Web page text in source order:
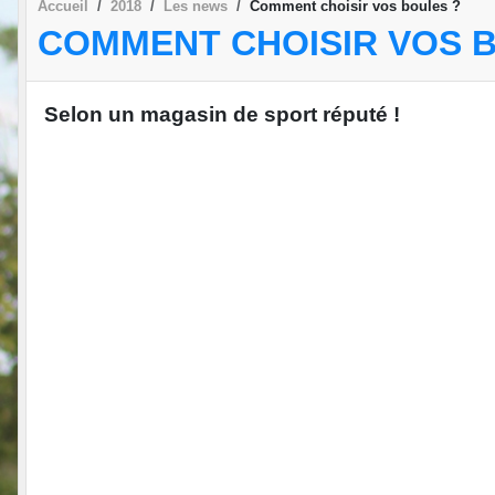
Accueil 2018 Les news Comment choisir vos boules ?
COMMENT CHOISIR VOS
Selon un magasin de sport réputé !